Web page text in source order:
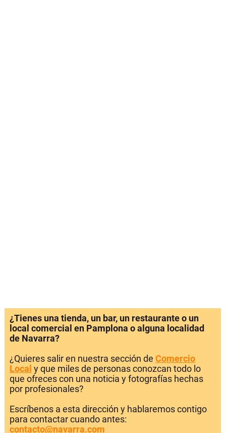
¿Tienes una tienda, un bar, un restaurante o un
local comercial en Pamplona o alguna localidad
de Navarra?
¿Quieres salir en nuestra sección de Comercio
Local y que miles de personas conozcan todo lo
que ofreces con una noticia y fotografías hechas
por profesionales?
Escríbenos a esta dirección y hablaremos contigo
para contactar cuando antes:
contacto@navarra.com